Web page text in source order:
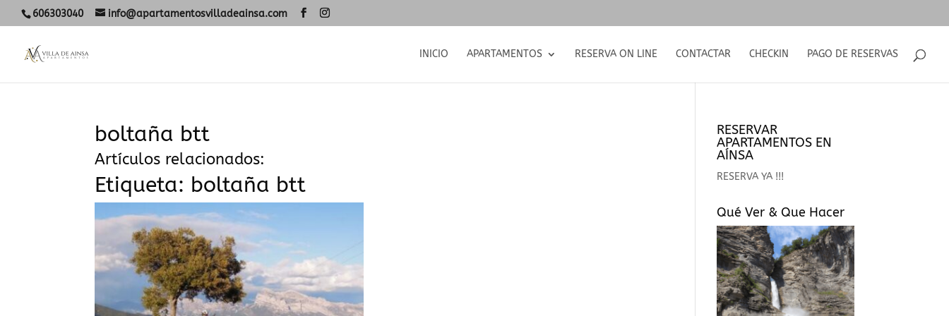
606303040 info@apartamentosvilladeainsa.com
INICIO APARTAMENTOS RESERVA ON LINE CONTACTAR CHECKIN PAGO DE RESERVAS
boltaña btt
Artículos relacionados:
Etiqueta: boltaña btt
RESERVAR
APARTAMENTOS EN
AÍNSA
RESERVA YA !!!
Qué Ver & Que Hacer